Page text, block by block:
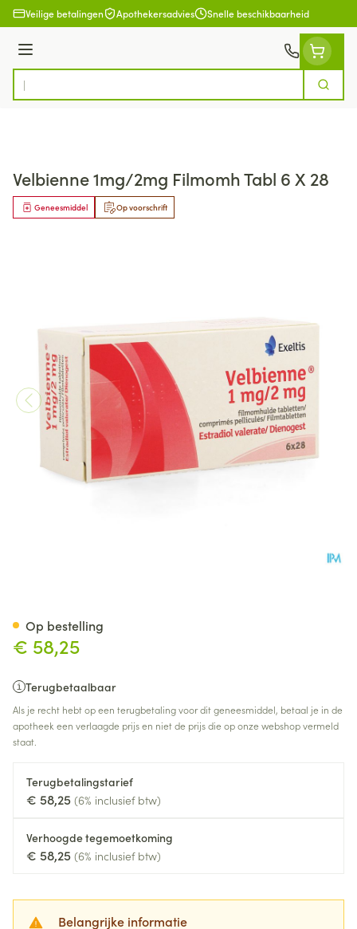
Ga naar de inhoud
Veilige betalingen Apothekersadvies Snelle beschikbaarheid
Menu
Product, merk, categorie...
Zoek
Velbienne 1mg/2mg Filmomh Tabl 6 X 28
Op voorschrift
Geneesmiddel
€ 58,25
Terugbetaalbaar
Als je recht hebt op een terugbetaling voor dit geneesmiddel, betaal je in de
apotheek een verlaagde prijs en niet de prijs die op onze webshop vermeld
staat.
Terugbetalingstarief
€ 58,25 (6% inclusief btw)
Verhoogde tegemoetkoming
€ 58,25 (6% inclusief btw)
Belangrijke informatie
Op bestelling